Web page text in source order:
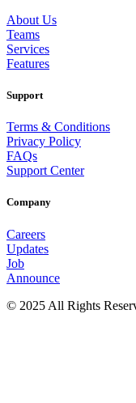
About Us
Teams
Services
Features
Support
Terms & Conditions
Privacy Policy
FAQs
Support Center
Company
Careers
Updates
Job
Announce
© 2025 All Rights